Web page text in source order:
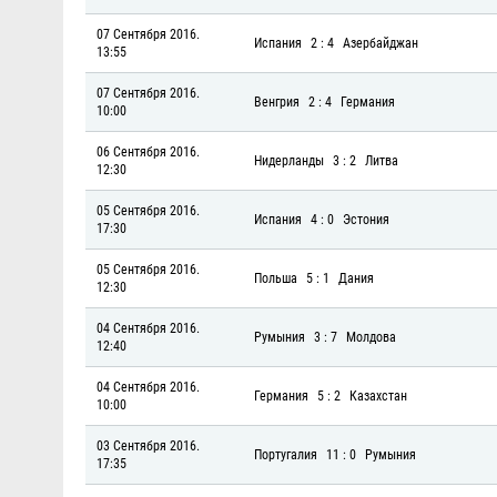
07 Сентября 2016.
13:55
Испания 2 : 4 Азербайджан
07 Сентября 2016.
10:00
Венгрия 2 : 4 Германия
06 Сентября 2016.
12:30
Нидерланды 3 : 2 Литва
05 Сентября 2016.
17:30
Испания 4 : 0 Эстония
05 Сентября 2016.
12:30
Польша 5 : 1 Дания
04 Сентября 2016.
12:40
Румыния 3 : 7 Молдова
04 Сентября 2016.
10:00
Германия 5 : 2 Казахстан
03 Сентября 2016.
17:35
Португалия 11 : 0 Румыния